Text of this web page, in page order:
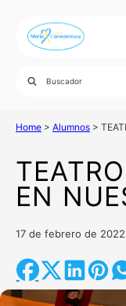
Home > Alumnos >
EN
17 de febrero de 2022